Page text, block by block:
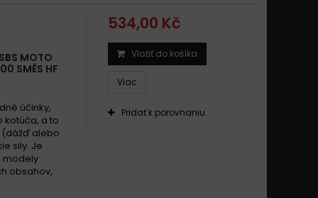
Guzzi 1100 California Special Sport 2002 -
Guzzi 1100 California Special Sport Alloy 2002 - 2006
1100 California Stone, Stone Touring 2002 - 2005
1100 CALIFORNIA STONE 2001 - 2005
1100 California Stone Metal 2002 - 2003
1100 California Titanium 2003 -
1100 CALIFORNIA TITANIUM 2003 - 2004
1100 California Titanium 2003 - 2005
MOTO
SMĚS HF
účinky,
kotúča, a to
alebo
sily. Je
modely
obsahov,
534,00 Kč
Vložiť do košíka
Viac
Pridať k porovnaniu